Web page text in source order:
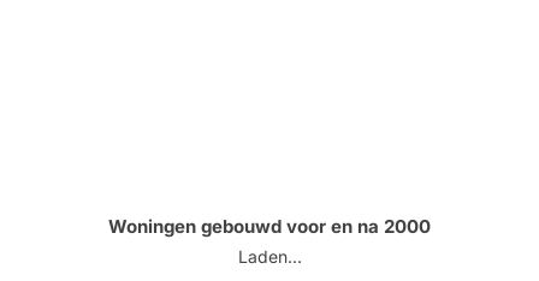
Woningen gebouwd voor en na 2000
Laden...